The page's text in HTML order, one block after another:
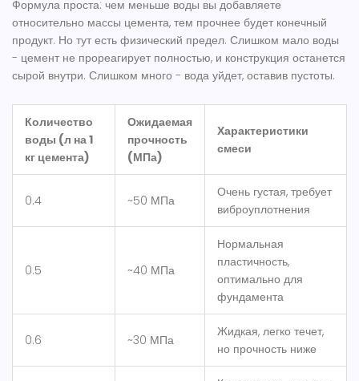
Формула проста: чем меньше воды вы добавляете
относительно массы цемента, тем прочнее будет конечный
продукт. Но тут есть физический предел. Слишком мало воды
- цемент не прореагирует полностью, и конструкция останется
сырой внутри. Слишком много - вода уйдет, оставив пустоты.
Количество
воды (л на 1
кг цемента)
Ожидаемая
прочность
(МПа)
Характеристики
смеси
0.4 ~50 МПа
Очень густая, требует
виброуплотнения
0.5 ~40 МПа
Нормальная
пластичность,
оптимально для
фундамента
0.6 ~30 МПа
Жидкая, легко течет,
но прочность ниже